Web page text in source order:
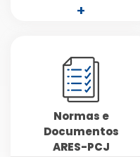
+
Normas e
Documentos
ARES-PCJ